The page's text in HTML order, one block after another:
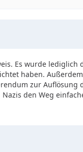
Es wurde
haben.
zur Auflösung
den Weg